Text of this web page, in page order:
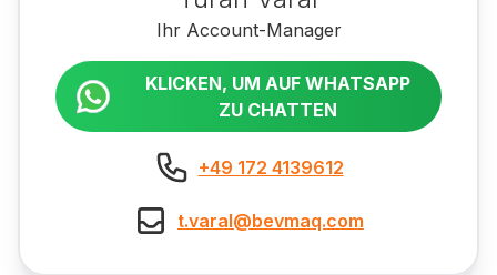
Ihr Account-Manager
KLICKEN, UM AUF WHATSAPP
ZU CHATTEN
+49 172 4139612
t.varal@bevmaq.com